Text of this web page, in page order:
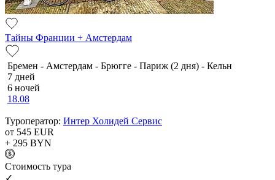
Тайны Франции + Амстердам
Бремен - Амстердам - Брюгге - Париж (2 дня) - Кельн
7 дней
6 ночей
18.08
Туроператор: Интер Холидей Сервис
от 545 EUR
+ 295 BYN
Cтоимость тура
✓